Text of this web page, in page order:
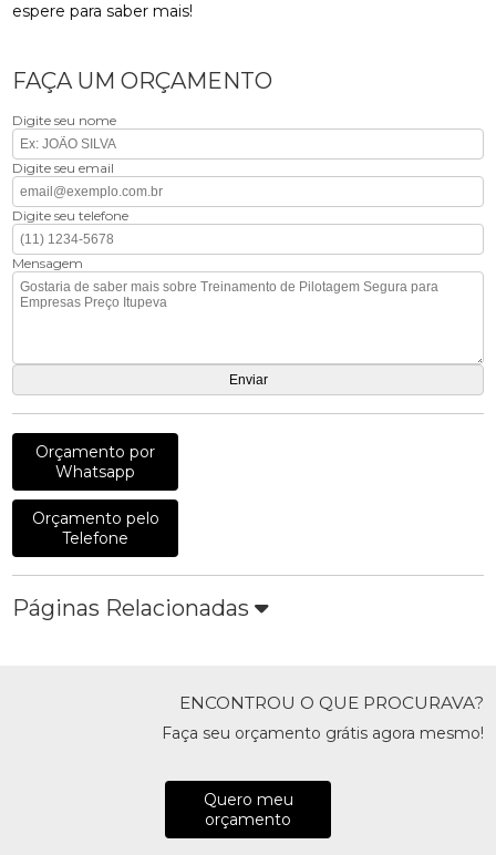
espere para saber mais!
FAÇA UM ORÇAMENTO
Digite seu nome
Digite seu email
Digite seu telefone
Mensagem
Orçamento por
Whatsapp
Orçamento pelo
Telefone
Páginas Relacionadas
ENCONTROU O QUE PROCURAVA?
Faça seu orçamento grátis agora mesmo!
Quero meu
orçamento